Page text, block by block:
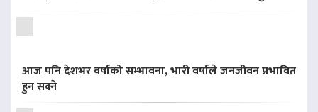
आज पनि देशभर वर्षाको सम्भावना, भारी वर्षाले जनजीवन प्रभावित
हुन सक्ने